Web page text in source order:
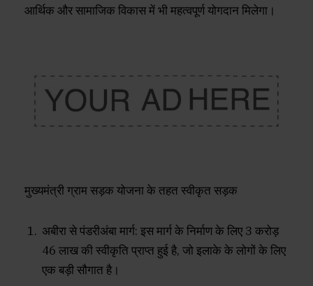
आर्थिक और सामाजिक विकास में भी महत्वपूर्ण योगदान मिलेगा।
मुख्यमंत्री ग्राम सड़क योजना के तहत स्वीकृत सड़क
अबीरा से पंडरीअंबा मार्ग: इस मार्ग के निर्माण के लिए ₹3 करोड़
46 लाख की स्वीकृति प्राप्त हुई है, जो इलाके के लोगों के लिए
एक बड़ी सौगात है।